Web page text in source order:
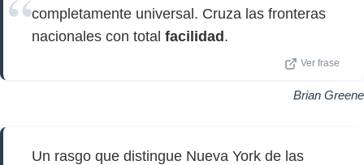
completamente universal. Cruza las fronteras
nacionales con total facilidad .
Ver frase
Brian Greene
Un rasgo que distingue Nueva York de las